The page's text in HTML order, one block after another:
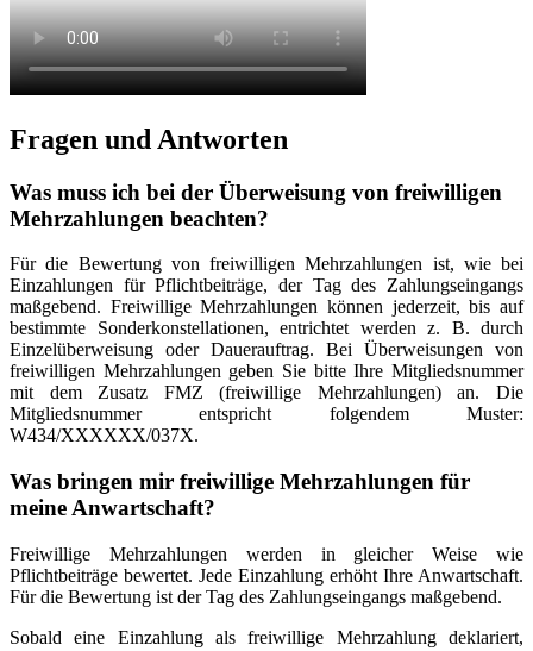
Fragen und Antworten
Was muss ich bei der Überweisung von freiwilligen
Mehrzahlungen beachten?
Für die Bewertung von freiwilligen Mehrzahlungen ist, wie bei
Einzahlungen für Pflichtbeiträge, der Tag des Zahlungseingangs
maßgebend. Freiwillige Mehrzahlungen können jederzeit, bis auf
bestimmte Sonderkonstellationen, entrichtet werden z. B. durch
Einzelüberweisung oder Dauerauftrag. Bei Überweisungen von
freiwilligen Mehrzahlungen geben Sie bitte Ihre Mitgliedsnummer
mit dem Zusatz FMZ (freiwillige Mehrzahlungen) an. Die
Mitgliedsnummer entspricht folgendem Muster:
W434/XXXXXX/037X.
Was bringen mir freiwillige Mehrzahlungen für
meine Anwartschaft?
Freiwillige Mehrzahlungen werden in gleicher Weise wie
Pflichtbeiträge bewertet. Jede Einzahlung erhöht Ihre Anwartschaft.
Für die Bewertung ist der Tag des Zahlungseingangs maßgebend.
Sobald eine Einzahlung als freiwillige Mehrzahlung deklariert,